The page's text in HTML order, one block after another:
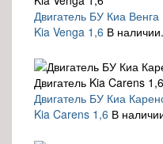
Двигатель БУ Киа
Kia Venga 1,6 В
Двигатель БУ Киа
Kia Carens 1,6 В